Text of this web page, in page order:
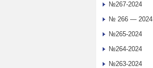
№267-2024
№ 266 — 2024
№265-2024
№264-2024
№263-2024